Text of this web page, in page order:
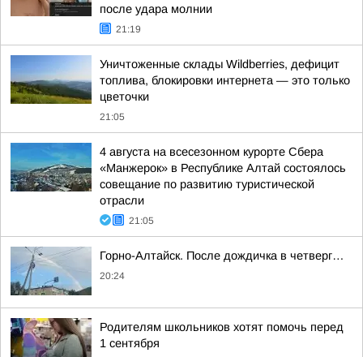
после удара молнии
21:19
Уничтоженные склады Wildberries, дефицит
топлива, блокировки интернета — это только
цветочки
21:05
4 августа на всесезонном курорте Сбера
«Манжерок» в Республике Алтай состоялось
совещание по развитию туристической
отрасли
21:05
Горно-Алтайск. После дождичка в четверг…
20:24
Родителям школьников хотят помочь перед
1 сентября